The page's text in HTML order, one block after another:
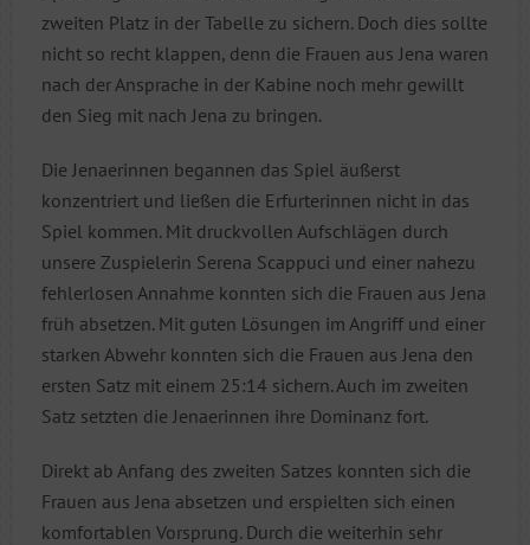
zweiten Platz in der Tabelle zu sichern. Doch dies sollte
nicht so recht klappen, denn die Frauen aus Jena waren
nach der Ansprache in der Kabine noch mehr gewillt
den Sieg mit nach Jena zu bringen.
Die Jenaerinnen begannen das Spiel äußerst
konzentriert und ließen die Erfurterinnen nicht in das
Spiel kommen. Mit druckvollen Aufschlägen durch
unsere Zuspielerin Serena Scappuci und einer nahezu
fehlerlosen Annahme konnten sich die Frauen aus Jena
früh absetzen. Mit guten Lösungen im Angriff und einer
starken Abwehr konnten sich die Frauen aus Jena den
ersten Satz mit einem 25:14 sichern. Auch im zweiten
Satz setzten die Jenaerinnen ihre Dominanz fort.
Direkt ab Anfang des zweiten Satzes konnten sich die
Frauen aus Jena absetzen und erspielten sich einen
komfortablen Vorsprung. Durch die weiterhin sehr